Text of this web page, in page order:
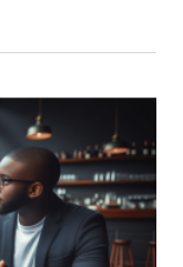
prochain